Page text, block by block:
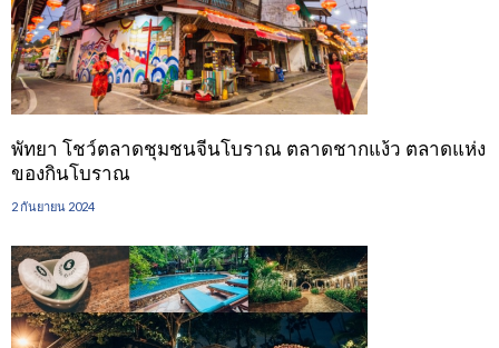
พัทยา โชว์ตลาดชุมชนจีนโบราณ ตลาดชากแง้ว ตลาดแห่ง
ของกินโบราณ
2 กันยายน 2024